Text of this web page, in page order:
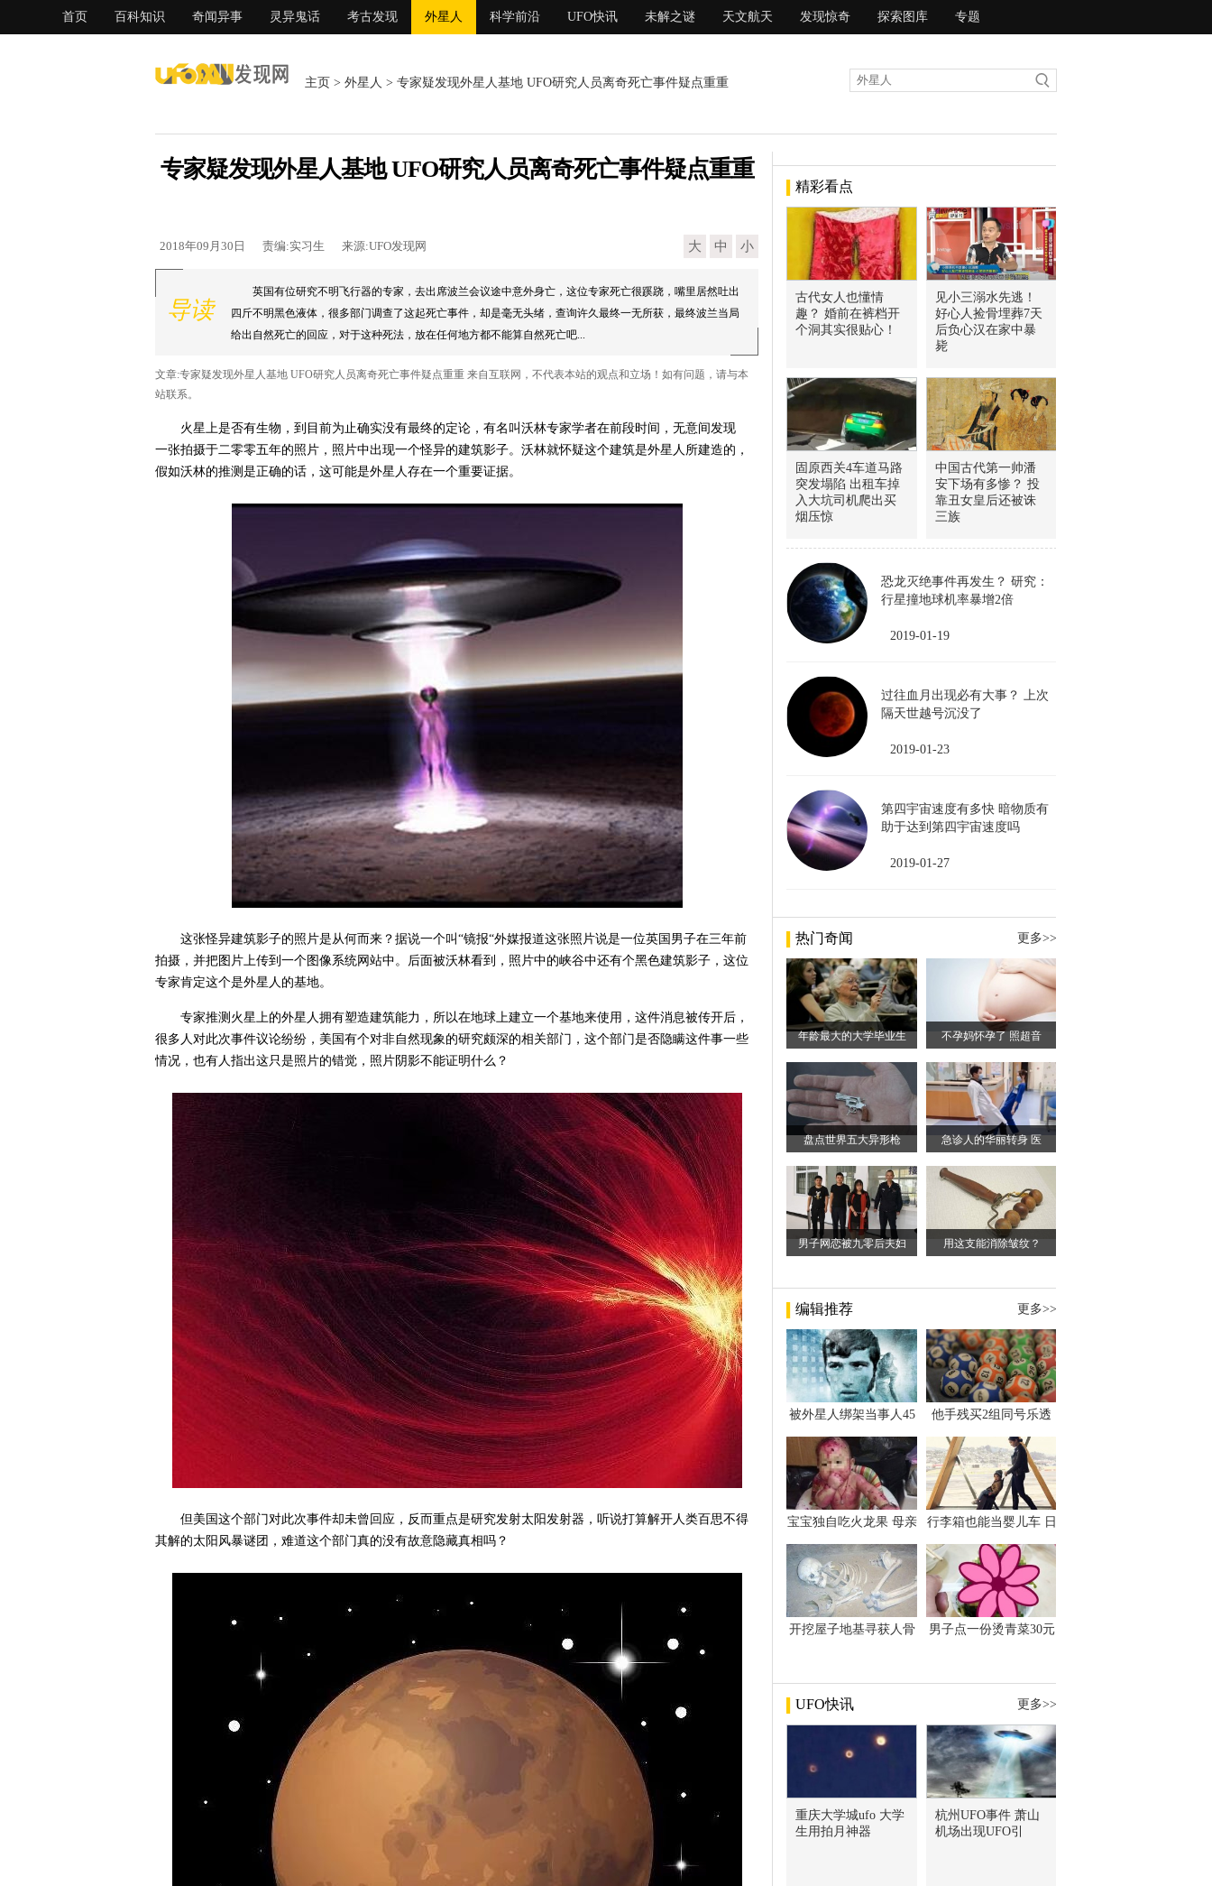
首页 百科知识 奇闻异事 灵异鬼话 考古发现 外星人 科学前沿 UFO快讯 未解之谜 天文航天 发现惊奇 探索图库 专题
主页 > 外星人 > 专家疑发现外星人基地 UFO研究人员离奇死亡事件疑点重重
专家疑发现外星人基地 UFO研究人员离奇死亡事件疑点重重
2018年09月30日 责编:实习生 来源:UFO发现网 大 中 小
导读
英国有位研究不明飞行器的专家，去出席波兰会议途中意外身亡，这位专家死亡很蹊跷，嘴里居然吐出
四斤不明黑色液体，很多部门调查了这起死亡事件，却是毫无头绪，查询许久最终一无所获，最终波兰当局
给出自然死亡的回应，对于这种死法，放在任何地方都不能算自然死亡吧...
文章:专家疑发现外星人基地 UFO研究人员离奇死亡事件疑点重重 来自互联网，不代表本站的观点和立场！如有问题，请与本
站联系。
火星上是否有生物，到目前为止确实没有最终的定论，有名叫沃林专家学者在前段时间，无意间发现
一张拍摄于二零零五年的照片，照片中出现一个怪异的建筑影子。沃林就怀疑这个建筑是外星人所建造的，
假如沃林的推测是正确的话，这可能是外星人存在一个重要证据。
这张怪异建筑影子的照片是从何而来？据说一个叫“镜报“外媒报道这张照片说是一位英国男子在三年前
拍摄，并把图片上传到一个图像系统网站中。后面被沃林看到，照片中的峡谷中还有个黑色建筑影子，这位
专家肯定这个是外星人的基地。
专家推测火星上的外星人拥有塑造建筑能力，所以在地球上建立一个基地来使用，这件消息被传开后，
很多人对此次事件议论纷纷，美国有个对非自然现象的研究颇深的相关部门，这个部门是否隐瞒这件事一些
情况，也有人指出这只是照片的错觉，照片阴影不能证明什么？
但美国这个部门对此次事件却未曾回应，反而重点是研究发射太阳发射器，听说打算解开人类百思不得
其解的太阳风暴谜团，难道这个部门真的没有故意隐藏真相吗？
精彩看点
古代女人也懂情
趣？ 婚前在裤档开
个洞其实很贴心！
见小三溺水先逃！
好心人捡骨埋葬7天
后负心汉在家中暴
毙
固原西关4车道马路
突发塌陷 出租车掉
入大坑司机爬出买
烟压惊
中国古代第一帅潘
安下场有多惨？ 投
靠丑女皇后还被诛
三族
恐龙灭绝事件再发生？ 研究：
行星撞地球机率暴增2倍
2019-01-19
过往血月出现必有大事？ 上次
隔天世越号沉没了
2019-01-23
第四宇宙速度有多快 暗物质有
助于达到第四宇宙速度吗
2019-01-27
热门奇闻 更多>>
年龄最大的大学毕业生 不孕妈怀孕了 照超音
盘点世界五大异形枪 急诊人的华丽转身 医
男子网恋被九零后夫妇 用这支能消除皱纹？
编辑推荐 更多>>
被外星人绑架当事人45
斯卡古拉事件
他手残买2组同号乐透
万
宝宝独自吃火龙果 母亲
行李箱也能当婴儿车 日
开挖屋子地基寻获人骨
男子点一份烫青菜30元
UFO快讯 更多>>
重庆大学城ufo 大学
生用拍月神器
杭州UFO事件 萧山
机场出现UFO引